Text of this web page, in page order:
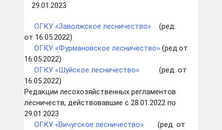
29.01.2023
ОГКУ «Заволжское лесничество» (ред.
от 16.05.2022)
ОГКУ «Фурмановское лесничество» (ред.от
16.05.2022)
ОГКУ «Шуйское лесничество» (ред. от
16.05.2022)
Редакции лесохозяйственных регламентов
лесничеств, действовавшие с 28.01.2022 по
29.01.2023
ОГКУ «Вичугское лесничество» (ред. от